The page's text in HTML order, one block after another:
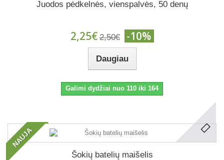
Juodos pėdkelnės, vienspalvės, 50 denų
2,25€ 2,50€ -10%
Daugiau
Galimi dydžiai nuo 110 iki 164
NAUJA
Šokių batelių maišelis